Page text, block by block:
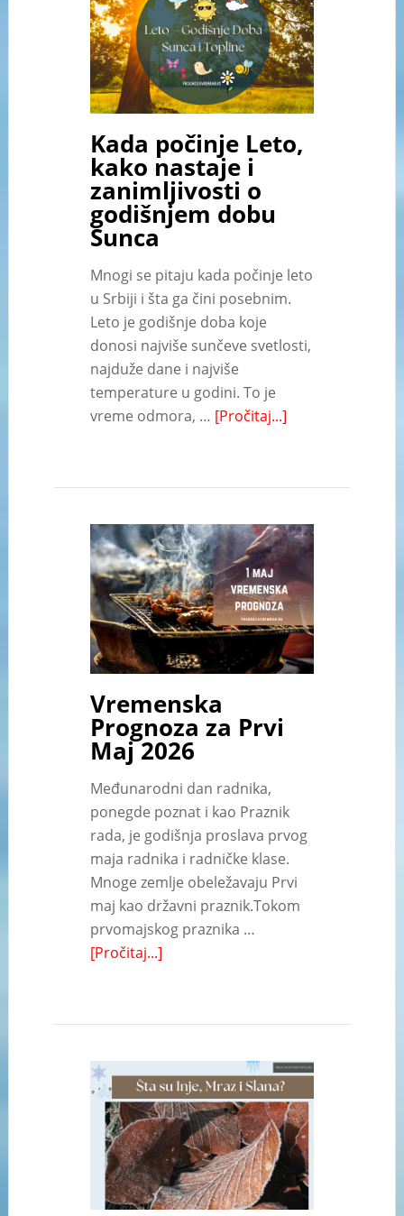
Kada počinje Leto,
kako nastaje i
zanimljivosti o
godišnjem dobu
Sunca
Mnogi se pitaju kada počinje leto
u Srbiji i šta ga čini posebnim.
Leto je godišnje doba koje
donosi najviše sunčeve svetlosti,
najduže dane i najviše
temperature u godini. To je
vreme odmora, … [Pročitaj...]
Vremenska
Prognoza za Prvi
Maj 2026
Međunarodni dan radnika,
ponegde poznat i kao Praznik
rada, je godišnja proslava prvog
maja radnika i radničke klase.
Mnoge zemlje obeležavaju Prvi
maj kao državni praznik.Tokom
prvomajskog praznika …
[Pročitaj...]